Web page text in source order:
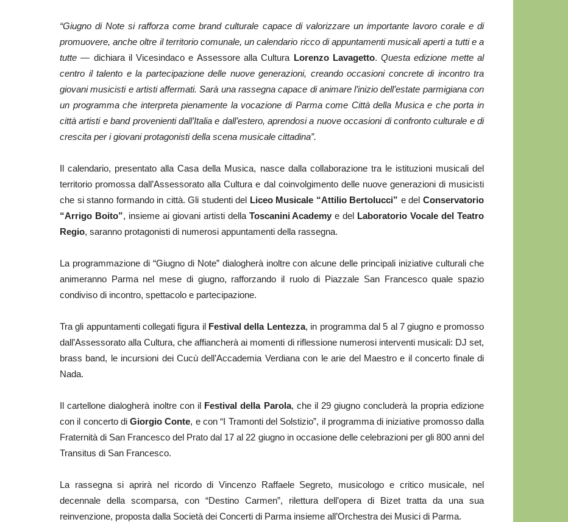
“Giugno di Note si rafforza come brand culturale capace di valorizzare un importante lavoro corale e di
promuovere, anche oltre il territorio comunale, un calendario ricco di appuntamenti musicali aperti a tutti e a
tutte — dichiara il Vicesindaco e Assessore alla Cultura Lorenzo Lavagetto. Questa edizione mette al
centro il talento e la partecipazione delle nuove generazioni, creando occasioni concrete di incontro tra
giovani musicisti e artisti affermati. Sarà una rassegna capace di animare l’inizio dell’estate parmigiana con
un programma che interpreta pienamente la vocazione di Parma come Città della Musica e che porta in
città artisti e band provenienti dall’Italia e dall’estero, aprendosi a nuove occasioni di confronto culturale e di
crescita per i giovani protagonisti della scena musicale cittadina”.
Il calendario, presentato alla Casa della Musica, nasce dalla collaborazione tra le istituzioni musicali del
territorio promossa dall’Assessorato alla Cultura e dal coinvolgimento delle nuove generazioni di musicisti
che si stanno formando in città. Gli studenti del Liceo Musicale “Attilio Bertolucci” e delConservatorio
“Arrigo Boito”, insieme ai giovani artisti della Toscanini Academy e del Laboratorio Vocale del Teatro
Regio, saranno protagonisti di numerosi appuntamenti della rassegna.
La programmazione di “Giugno di Note” dialogherà inoltre con alcune delle principali iniziative culturali che
animeranno Parma nel mese di giugno, rafforzando il ruolo di Piazzale San Francesco quale spazio
condiviso di incontro, spettacolo e partecipazione.
Tra gli appuntamenti collegati figura il Festival della Lentezza, in programma dal 5 al 7 giugno e promosso
dall’Assessorato alla Cultura, che affiancherà ai momenti di riflessione numerosi interventi musicali: DJ set,
brass band, le incursioni dei Cucù dell’Accademia Verdiana con le arie del Maestro e il concerto finale di
Nada.
Il cartellone dialogherà inoltre con il Festival della Parola, che il 29 giugno concluderà la propria edizione
con il concerto diGiorgio Conte, e con “I Tramonti del Solstizio”, il programma di iniziative promosso dalla
Fraternità di San Francesco del Prato dal 17 al 22 giugno in occasione delle celebrazioni per gli 800 anni del
Transitus di San Francesco.
La rassegna si aprirà nel ricordo di Vincenzo Raffaele Segreto, musicologo e critico musicale, nel
decennale della scomparsa, con “Destino Carmen”, rilettura dell’opera di Bizet tratta da una sua
reinvenzione, proposta dalla Società dei Concerti di Parma insieme all’Orchestra dei Musici di Parma.